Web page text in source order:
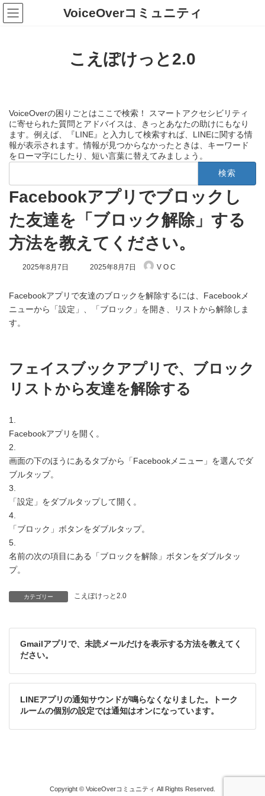
コ
ン
テ
ナ
ビ
ゲ
VoiceOverコミュニティ
こえぽけっと2.0
VoiceOverの困りごとはここで検索！ スマートアクセシビリティ
に寄せられた質問とアドバイスは、きっとあなたの助けにもなり
ます。例えば、『LINE』と入力して検索すれば、LINEに関する情
報が表示されます。情報が見つからなかったときは、キーワード
をローマ字にしたり、短い言葉に替えてみましょう。
検
Facebookアプリでブロックし
た友達を「ブロック解除」する
方法を教えてください。
2025年8月7日
最
新
日
2025年8月7日 V O C
Facebookアプリで友達のブロックを解除するには、Facebookメ
ニューから「設定」、「ブロック」を開き、リストから解除しま
す。
フェイスブックアプリで、ブロック
リストから友達を解除する
1.
Facebookアプリを開く。
2.
画面の下のほうにあるタブから「Facebookメニュー」を選んでダ
ブルタップ。
3.
「設定」をダブルタップして開く。
4.
「ブロック」ボタンをダブルタップ。
5.
名前の次の項目にある「ブロックを解除」ボタンをダブルタッ
プ。
カテゴリー こえぽけっと2.0
Gmailアプリで、未読メールだけを表示する方法を教えてく
ださい。
LINEアプリの通知サウンドが鳴らなくなりました。トーク
ルームの個別の設定では通知はオンになっています。
Copyright © VoiceOverコミュニティ All Rights Reserved.